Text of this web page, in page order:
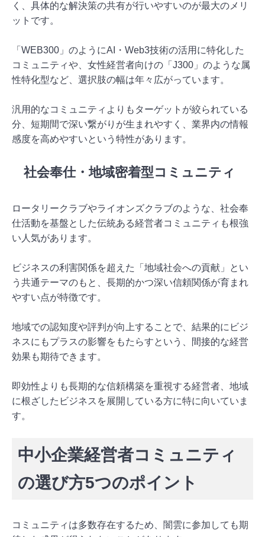
く、具体的な解決策の共有が行いやすいのが最大のメリ
ットです。
「WEB300」のようにAI・Web3技術の活用に特化した
コミュニティや、女性経営者向けの「J300」のような属
性特化型など、選択肢の幅は年々広がっています。
汎用的なコミュニティよりもターゲットが絞られている
分、短期間で深い繋がりが生まれやすく、業界内の情報
感度を高めやすいという特性があります。
社会奉仕・地域密着型コミュニティ
ロータリークラブやライオンズクラブのような、社会奉
仕活動を基盤とした伝統ある経営者コミュニティも根強
い人気があります。
ビジネスの利害関係を超えた「地域社会への貢献」とい
う共通テーマのもと、長期的かつ深い信頼関係が育まれ
やすい点が特徴です。
地域での認知度や評判が向上することで、結果的にビジ
ネスにもプラスの影響をもたらすという、間接的な経営
効果も期待できます。
即効性よりも長期的な信頼構築を重視する経営者、地域
に根ざしたビジネスを展開している方に特に向いていま
す。
中小企業経営者コミュニティ
の選び方5つのポイント
コミュニティは多数存在するため、闇雲に参加しても期